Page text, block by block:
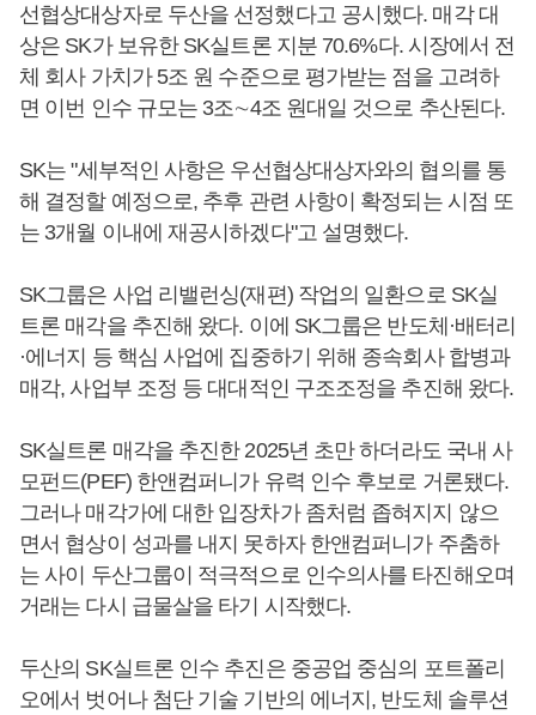
선협상대상자로 두산을 선정했다고 공시했다. 매각 대
상은 SK가 보유한 SK실트론 지분 70.6%다. 시장에서 전
체 회사 가치가 5조 원 수준으로 평가받는 점을 고려하
면 이번 인수 규모는 3조∼4조 원대일 것으로 추산된다.
SK는 "세부적인 사항은 우선협상대상자와의 협의를 통
해 결정할 예정으로, 추후 관련 사항이 확정되는 시점 또
는 3개월 이내에 재공시하겠다"고 설명했다.
SK그룹은 사업 리밸런싱(재편) 작업의 일환으로 SK실
트론 매각을 추진해 왔다. 이에 SK그룹은 반도체·배터리
·에너지 등 핵심 사업에 집중하기 위해 종속회사 합병과
매각, 사업부 조정 등 대대적인 구조조정을 추진해 왔다.
SK실트론 매각을 추진한 2025년 초만 하더라도 국내 사
모펀드(PEF) 한앤컴퍼니가 유력 인수 후보로 거론됐다.
그러나 매각가에 대한 입장차가 좀처럼 좁혀지지 않으
면서 협상이 성과를 내지 못하자 한앤컴퍼니가 주춤하
는 사이 두산그룹이 적극적으로 인수의사를 타진해오며
거래는 다시 급물살을 타기 시작했다.
두산의 SK실트론 인수 추진은 중공업 중심의 포트폴리
오에서 벗어나 첨단 기술 기반의 에너지, 반도체 솔루션